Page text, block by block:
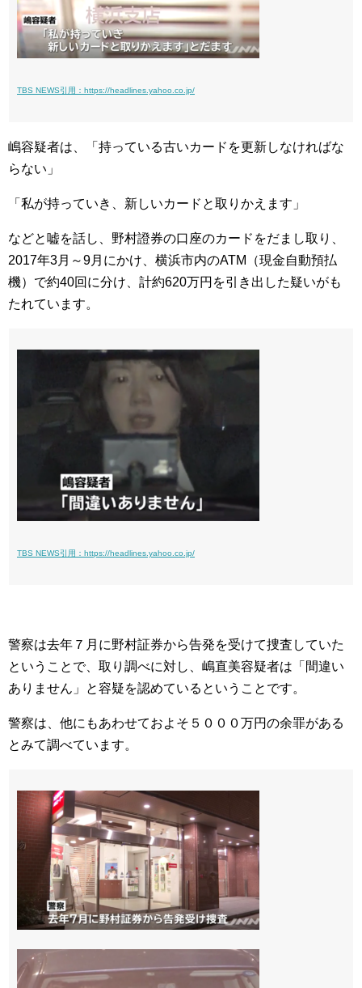
TBS NEWS引用：https://headlines.yahoo.co.jp/
嶋容疑者は、「持っている古いカードを更新しなければな
らない」
「私が持っていき、新しいカードと取りかえます」
などと嘘を話し、野村證券の口座のカードをだまし取り、
2017年3月～9月にかけ、横浜市内のATM（現金自動預払
機）で約40回に分け、計約620万円を引き出した疑いがも
たれています。
TBS NEWS引用：https://headlines.yahoo.co.jp/
警察は去年７月に野村証券から告発を受けて捜査していた
ということで、取り調べに対し、嶋直美容疑者は「間違い
ありません」と容疑を認めているということです。
警察は、他にもあわせておよそ５０００万円の余罪がある
とみて調べています。